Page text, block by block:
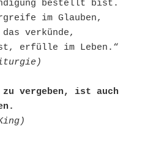
bestellt bist.
im Glauben,
verkünde,
erfülle im Leben.“
vergeben, ist auch